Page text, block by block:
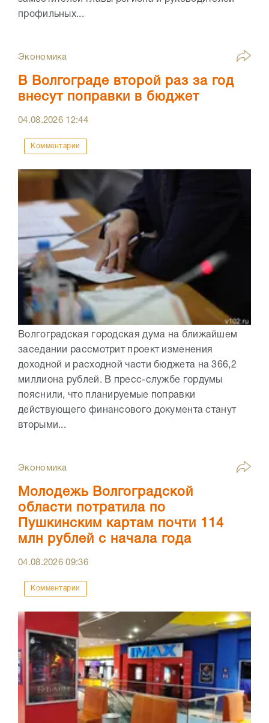
профильных...
Экономика
В Волгограде второй раз за год
внесут поправки в бюджет
04.08.2026 12:44
Комментарии
Волгоградская городская дума на ближайшем
заседании рассмотрит проект изменения
доходной и расходной части бюджета на 366,2
миллиона рублей. В пресс-службе гордумы
пояснили, что планируемые поправки
действующего финансового документа станут
вторыми...
Экономика
Молодежь Волгоградской
области потратила по
Пушкинским картам почти 114
млн рублей с начала года
04.08.202609:36
Комментарии